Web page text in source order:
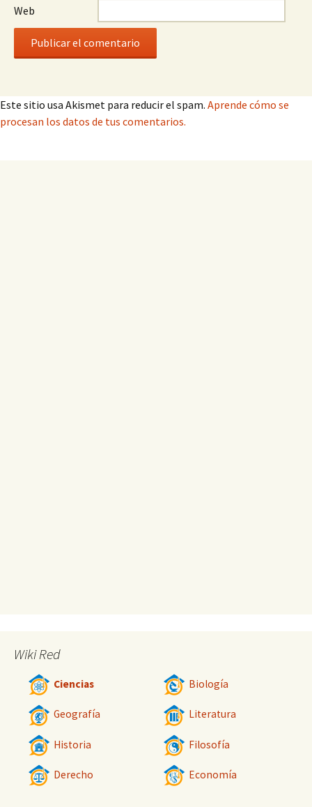
Web
Este sitio usa Akismet para reducir el spam. Aprende cómo se
procesan los datos de tus comentarios.
Wiki Red
Ciencias Biología
Geografía Literatura
Historia Filosofía
Derecho Economía